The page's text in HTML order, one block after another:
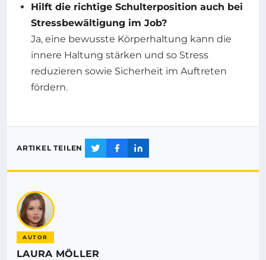
Hilft die richtige Schulterposition auch bei
Stressbewältigung im Job?
Ja, eine bewusste Körperhaltung kann die
innere Haltung stärken und so Stress
reduzieren sowie Sicherheit im Auftreten
fördern.
ARTIKEL TEILEN
AUTOR
LAURA MÖLLER